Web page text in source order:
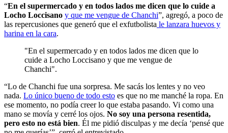
“En el supermercado y en todos lados me dicen que lo cuide a
Locho Loccisano y que me vengue de Chanchi”, agregó, a poco de
las repercusiones que generó que el exfutbolista le lanzara huevos y
harina en la cara.
"En el supermercado y en todos lados me dicen que lo
cuide a Locho Loccisano y que me vengue de
Chanchi".
“Lo de Chanchi fue una sorpresa. Me sacás los lentes y no veo
nada. Lo único bueno de todo esto es que no me manché la ropa. En
ese momento, no podía creer lo que estaba pasando. Vi como una
mano se movía y cerré los ojos. No soy una persona resentida,
pero esto no está bien. Él me pidió disculpas y me decía ‘pensé que